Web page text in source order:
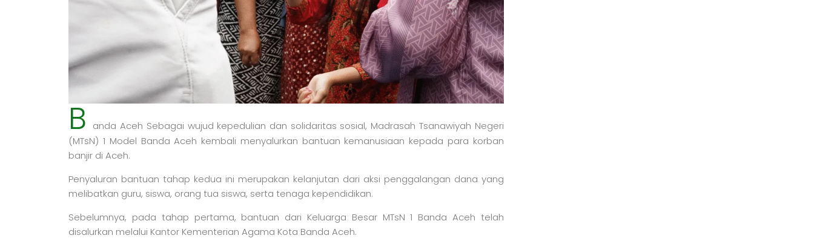
B
anda Aceh Sebagai wujud kepedulian dan solidaritas sosial, Madrasah Tsanawiyah Negeri
(MTsN) 1 Model Banda Aceh kembali menyalurkan bantuan kemanusiaan kepada para korban
banjir di Aceh.
Penyaluran bantuan tahap kedua ini merupakan kelanjutan dari aksi penggalangan dana yang
melibatkan guru, siswa, orang tua siswa, serta tenaga kependidikan.
Sebelumnya, pada tahap pertama, bantuan dari Keluarga Besar MTsN 1 Banda Aceh telah
disalurkan melalui Kantor Kementerian Agama Kota Banda Aceh.